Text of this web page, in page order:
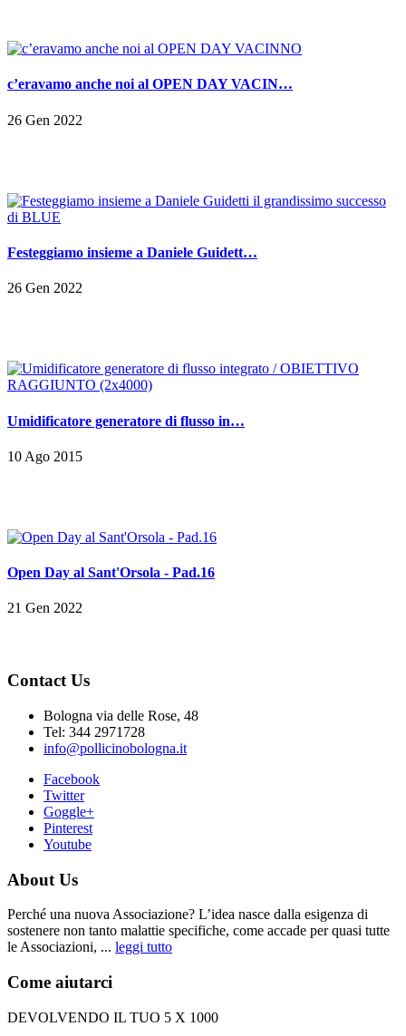
c’eravamo anche noi al OPEN DAY VACIN…
26 Gen 2022
Festeggiamo insieme a Daniele Guidett…
26 Gen 2022
Umidificatore generatore di flusso in…
10 Ago 2015
Open Day al Sant'Orsola - Pad.16
21 Gen 2022
Contact Us
Bologna via delle Rose, 48
Tel: 344 2971728
info@pollicinobologna.it
Facebook
Twitter
Goggle+
Pinterest
Youtube
About Us
Perché una nuova Associazione? L’idea nasce dalla esigenza di
sostenere non tanto malattie specifiche, come accade per quasi tutte
le Associazioni, ... leggi tutto
Come aiutarci
DEVOLVENDO IL TUO 5 X 1000